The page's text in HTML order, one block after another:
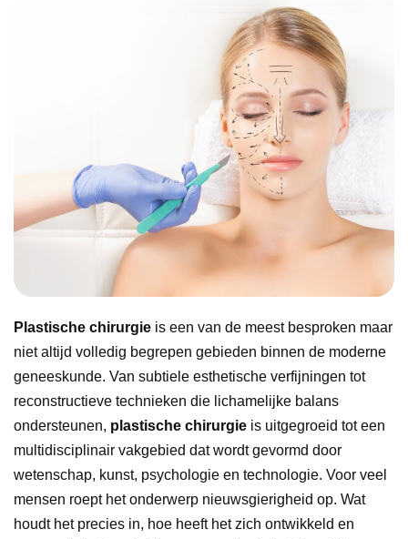
Plastische chirurgie is een van de meest besproken maar
niet altijd volledig begrepen gebieden binnen de moderne
geneeskunde. Van subtiele esthetische verfijningen tot
reconstructieve technieken die lichamelijke balans
ondersteunen, plastische chirurgie is uitgegroeid tot een
multidisciplinair vakgebied dat wordt gevormd door
wetenschap, kunst, psychologie en technologie. Voor veel
mensen roept het onderwerp nieuwsgierigheid op. Wat
houdt het precies in, hoe heeft het zich ontwikkeld en